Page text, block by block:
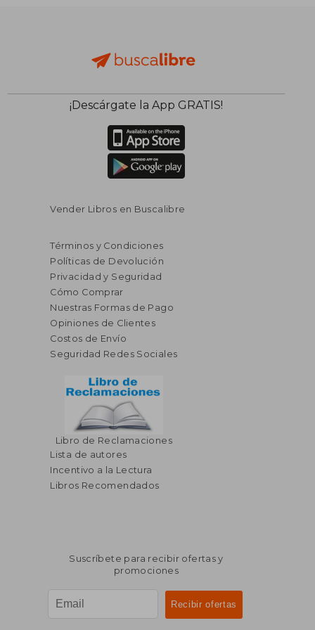
¡Descárgate la App GRATIS!
Vender Libros en Buscalibre
Términos y Condiciones
Políticas de Devolución
Privacidad y Seguridad
Cómo Comprar
Nuestras Formas de Pago
Opiniones de Clientes
Costos de Envío
Seguridad Redes Sociales
Libro de Reclamaciones
Lista de autores
Incentivo a la Lectura
Libros Recomendados
Suscríbete para recibir ofertas y
promociones